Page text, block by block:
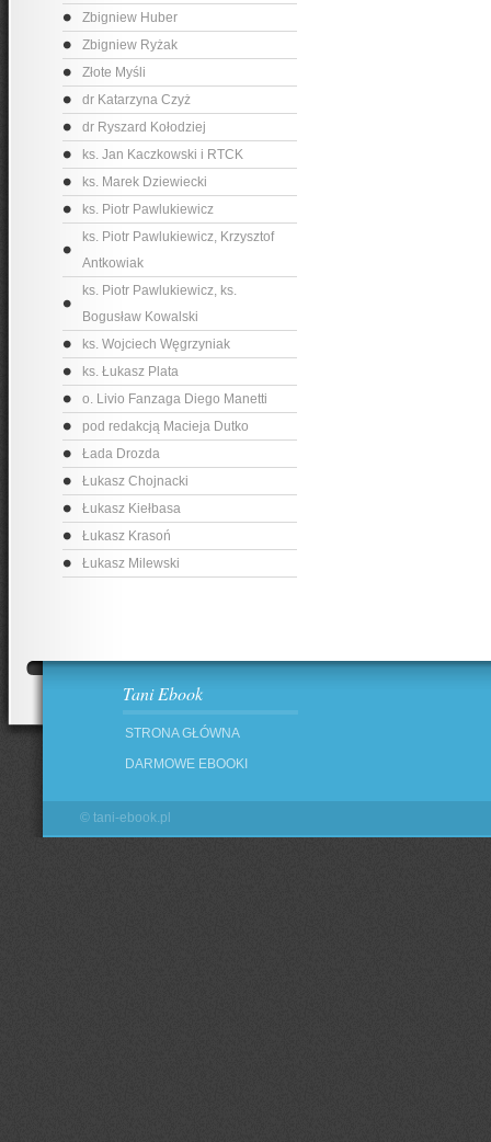
Zbigniew Huber
Zbigniew Ryżak
Złote Myśli
dr Katarzyna Czyż
dr Ryszard Kołodziej
ks. Jan Kaczkowski i RTCK
ks. Marek Dziewiecki
ks. Piotr Pawlukiewicz
ks. Piotr Pawlukiewicz, Krzysztof
Antkowiak
ks. Piotr Pawlukiewicz, ks.
Bogusław Kowalski
ks. Wojciech Węgrzyniak
ks. Łukasz Plata
o. Livio Fanzaga Diego Manetti
pod redakcją Macieja Dutko
Łada Drozda
Łukasz Chojnacki
Łukasz Kiełbasa
Łukasz Krasoń
Łukasz Milewski
Tani Ebook
STRONA GŁÓWNA
DARMOWE EBOOKI
© tani-ebook.pl